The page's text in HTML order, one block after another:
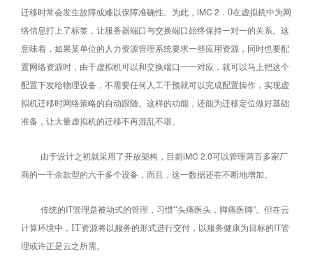
迁移时常会发生故障或难以保障准确性。为此，iMC 2． 0在虚拟机中为网
络信息打上了标签，让服务器端口与交换端口始终保持一对一的关系。这
意味着，如果某单位的人力资源管理系统要求一些应用资源，同时也要配
置网络资源时，由于虚拟机可以和交换端口一一对应，就可以马上把这个
配置下发给物理设备，不需要任何人工干预就可以完成配置操作，实现虚
拟机迁移时网络策略的自动跟随。这样的功能，还能为迁移定位做好基础
准备，让大量虚拟机的迁移不再混乱不堪。
由于设计之初就采用了开放架构，目前iMC 2.0可以管理两百多家厂
商的一千余款型的六干多个设备，而且，这一数据还在不断地增加。
传统的IT管理是被动式的管理，习惯“头痛医头，脚痛医脚”。但在云
计算环境中， IT资源将以服务的形式进行交付，以服务健康为目标的IT管
理或许正是云之所需。